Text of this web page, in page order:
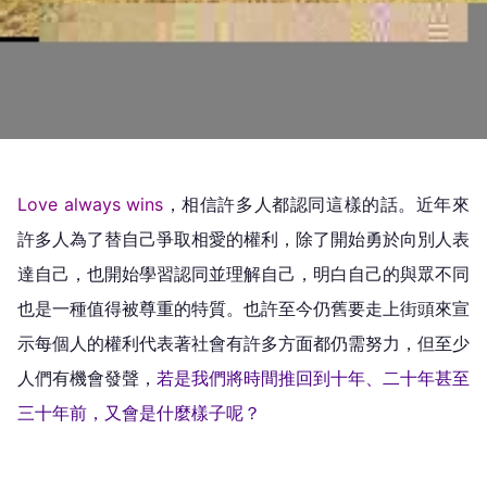
Love always wins ，相信許多人都認同這樣的話。近年來
許多人為了替自己爭取相愛的權利，除了開始勇於向別人表
達自己，也開始學習認同並理解自己，明白自己的與眾不同
也是一種值得被尊重的特質。也許至今仍舊要走上街頭來宣
示每個人的權利代表著社會有許多方面都仍需努力，但至少
人們有機會發聲， 若是我們將時間推回到十年、二十年甚至
三十年前，又會是什麼樣子呢？